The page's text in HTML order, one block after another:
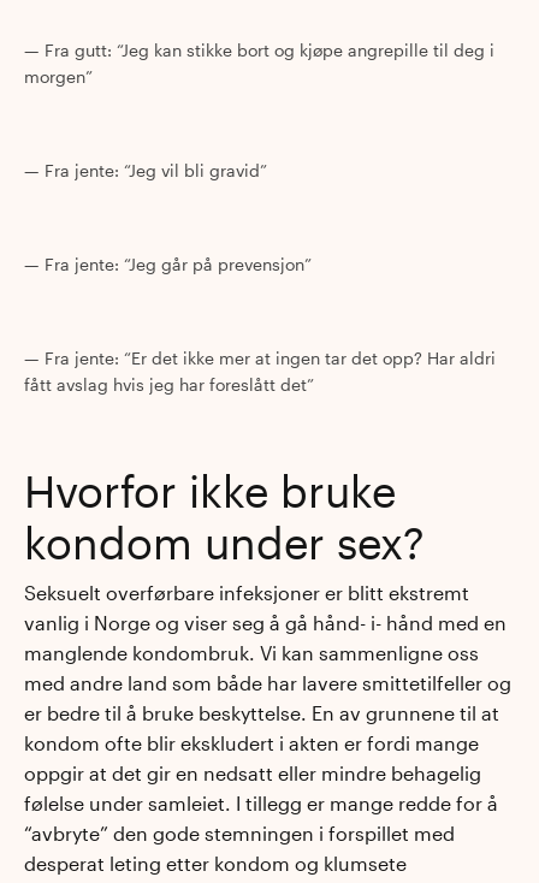
Fra gutt: “Jeg kan stikke bort og kjøpe angrepille til deg i
morgen”
Fra jente: “Jeg vil bli gravid”
Fra jente: “Jeg går på prevensjon”
Fra jente: “Er det ikke mer at ingen tar det opp? Har aldri
fått avslag hvis jeg har foreslått det”
Hvorfor ikke bruke
kondom under sex?
Seksuelt overførbare infeksjoner er blitt ekstremt
vanlig i Norge og viser seg å gå hånd- i- hånd med en
manglende kondombruk. Vi kan sammenligne oss
med andre land som både har lavere smittetilfeller og
er bedre til å bruke beskyttelse. En av grunnene til at
kondom ofte blir ekskludert i akten er fordi mange
oppgir at det gir en nedsatt eller mindre behagelig
følelse under samleiet. I tillegg er mange redde for å
“avbryte” den gode stemningen i forspillet med
desperat leting etter kondom og klumsete